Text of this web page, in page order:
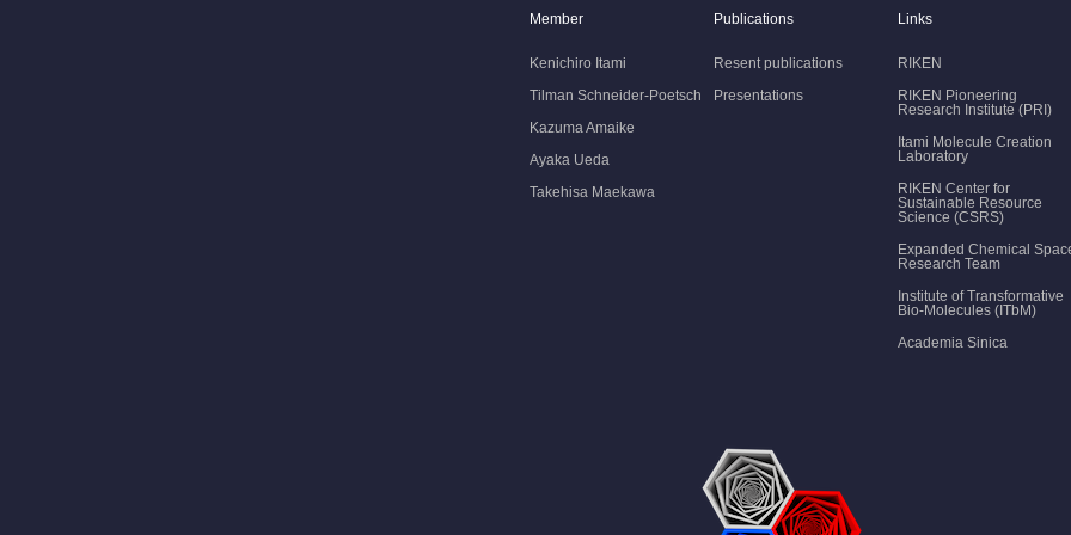
Member
Kenichiro Itami
Tilman Schneider-Poetsch
Kazuma Amaike
Ayaka Ueda
Takehisa Maekawa
Publications
Resent publications
Presentations
Links
RIKEN
RIKEN Pioneering
Research Institute (PRI)
Itami Molecule Creation
Laboratory
RIKEN Center for
Sustainable Resource
Science (CSRS)
Expanded Chemical
Research Team
Institute of Transformative
Bio-Molecules (ITbM)
Academia Sinica